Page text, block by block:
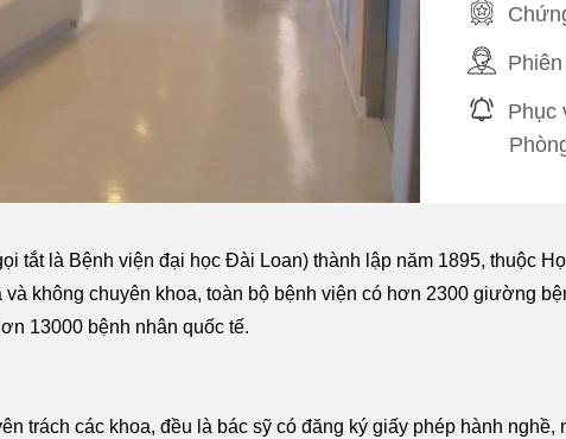
Phục
tắt là Bệnh viện đại học Đài Loan) thành lập năm 1895, thuộc
và không chuyên khoa, toàn bộ bệnh viện có hơn 2300 giường
13000 bệnh nhân quốc tế.
trách các khoa, đều là bác sỹ có đăng ký giấy phép hành